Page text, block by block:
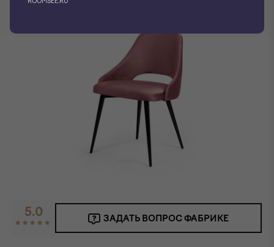
5.0 ЗАДАТЬ ВОПРОС ФАБРИКЕ